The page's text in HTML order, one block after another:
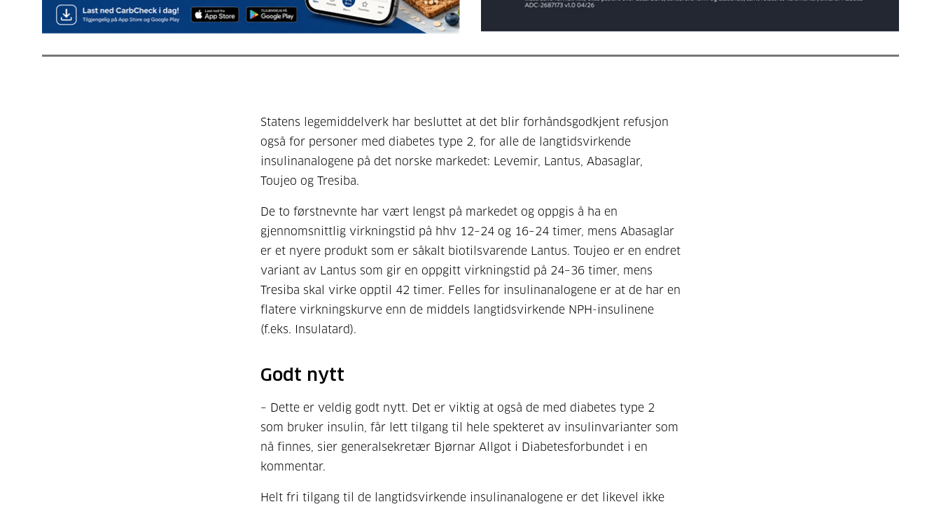
Statens legemiddelverk har besluttet at det blir forhåndsgodkjent refusjon
også for personer med diabetes type 2, for alle de langtidsvirkende
insulinanalogene på det norske markedet: Levemir, Lantus, Abasaglar,
Toujeo og Tresiba.
De to førstnevnte har vært lengst på markedet og oppgis å ha en
gjennomsnittlig virkningstid på hhv 12–24 og 16–24 timer, mens Abasaglar
er et nyere produkt som er såkalt biotilsvarende Lantus. Toujeo er en endret
variant av Lantus som gir en oppgitt virkningstid på 24–36 timer, mens
Tresiba skal virke opptil 42 timer. Felles for insulinanalogene er at de har en
flatere virkningskurve enn de middels langtidsvirkende NPH-insulinene
(f.eks. Insulatard).
Godt nytt
– Dette er veldig godt nytt. Det er viktig at også de med diabetes type 2
som bruker insulin, får lett tilgang til hele spekteret av insulinvarianter som
nå finnes, sier generalsekretær Bjørnar Allgot i Diabetesforbundet i en
kommentar.
Helt fri tilgang til de langtidsvirkende insulinanalogene er det likevel ikke